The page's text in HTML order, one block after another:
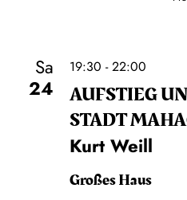
Sa
24
19:30 - 22:00
AUFSTIEG
STADT
Kurt Weill
Großes Haus